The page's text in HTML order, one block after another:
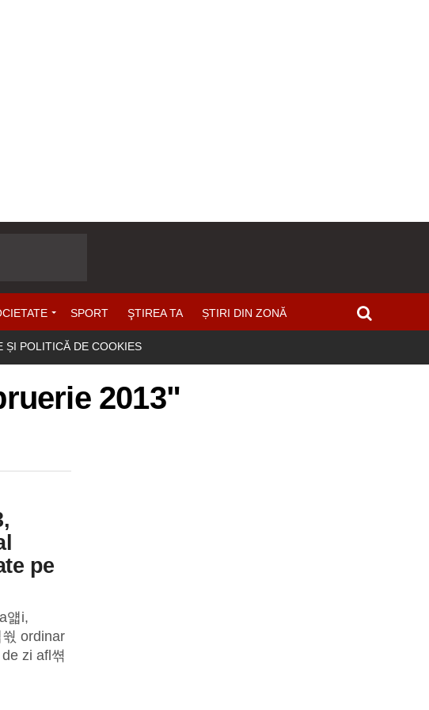
SPORT ŞTIREA TA ȘTIRI DIN ZONĂ
ȘI POLITICĂ DE COOKIES
2013"
pe
얣i,
ordinar
zi afl쎢